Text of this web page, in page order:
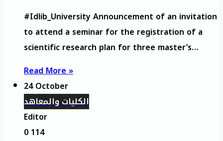
#Idlib_University Announcement of an invitation
to attend a seminar for the registration of a
scientific research plan for three master’s…
Read More »
24 October
الكليات والمعاهد
Editor
0114